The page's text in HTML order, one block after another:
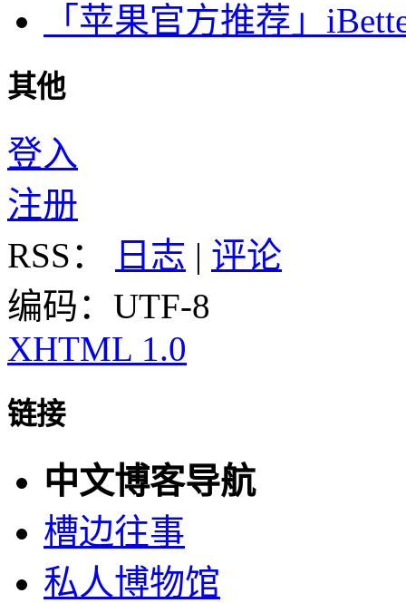
「苹果官方推荐」
其他
登入
注册
RSS：
日志 | 评论
编码：UTF-8
XHTML 1.0
链接
中文博客导航
槽边往事
私人博物馆